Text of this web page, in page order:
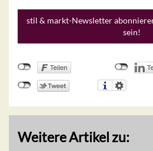
stil & markt-Newsletter
sein!
Weitere Artikel zu: